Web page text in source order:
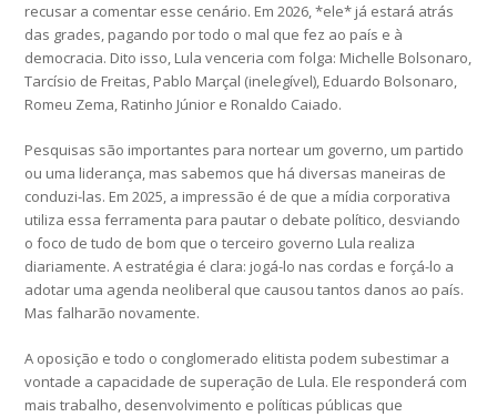
recusar a comentar esse cenário. Em 2026, *ele* já estará atrás
das grades, pagando por todo o mal que fez ao país e à
democracia. Dito isso, Lula venceria com folga: Michelle Bolsonaro,
Tarcísio de Freitas, Pablo Marçal (inelegível), Eduardo Bolsonaro,
Romeu Zema, Ratinho Júnior e Ronaldo Caiado.
Pesquisas são importantes para nortear um governo, um partido
ou uma liderança, mas sabemos que há diversas maneiras de
conduzi-las. Em 2025, a impressão é de que a mídia corporativa
utiliza essa ferramenta para pautar o debate político, desviando
o foco de tudo de bom que o terceiro governo Lula realiza
diariamente. A estratégia é clara: jogá-lo nas cordas e forçá-lo a
adotar uma agenda neoliberal que causou tantos danos ao país.
Mas falharão novamente.
A oposição e todo o conglomerado elitista podem subestimar a
vontade a capacidade de superação de Lula. Ele responderá com
mais trabalho, desenvolvimento e políticas públicas que